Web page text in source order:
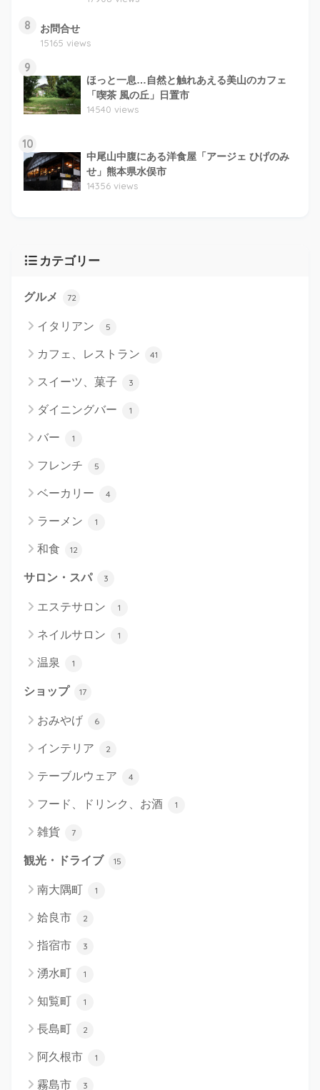
8
お問合せ
15165 views
9
ほっと一息…自然と触れあえる美山のカフェ
「喫茶 風の丘」日置市
14540 views
10
中尾山中腹にある洋食屋「アージェ ひげのみ
せ」熊本県水俣市
14356 views
カテゴリー
グルメ 72
イタリアン 5
カフェ、レストラン 41
スイーツ、菓子 3
ダイニングバー 1
バー 1
フレンチ 5
ベーカリー 4
ラーメン 1
和食 12
サロン・スパ 3
エステサロン 1
ネイルサロン 1
温泉 1
ショップ 17
おみやげ 6
インテリア 2
テーブルウェア 4
フード、ドリンク、お酒 1
雑貨 7
観光・ドライブ 15
南大隅町 1
姶良市 2
指宿市 3
湧水町 1
知覧町 1
長島町 2
阿久根市 1
霧島市 3